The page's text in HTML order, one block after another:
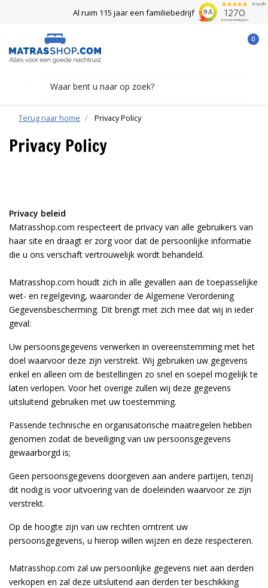
Al ruim 115 jaar een familiebedrijf
0
Terug naar home Privacy Policy
Privacy Policy
Privacy beleid
Matrasshop.com respecteert de privacy van alle gebruikers van
haar site en draagt er zorg voor dat de persoonlijke informatie
die u ons verschaft vertrouwelijk wordt behandeld.
Matrasshop.com houdt zich in alle gevallen aan de toepasselijke
wet- en regelgeving, waaronder de Algemene Verordening
Gegevensbescherming. Dit brengt met zich mee dat wij in ieder
geval:
Uw persoonsgegevens verwerken in overeenstemming met het
doel waarvoor deze zijn verstrekt. Wij gebruiken uw gegevens
enkel en alleen om de bestellingen zo snel en soepel mogelijk te
laten verlopen. Voor het overige zullen wij deze gegevens
uitsluitend gebruiken met uw toestemming.
Passende technische en organisatorische maatregelen hebben
genomen zodat de beveiliging van uw persoonsgegevens
gewaarborgd is;
Geen persoonsgegevens doorgeven aan andere partijen, tenzij
dit nodig is voor uitvoering van de doeleinden waarvoor ze zijn
verstrekt.
Op de hoogte zijn van uw rechten omtrent uw
persoonsgegevens, u hierop willen wijzen en deze respecteren.
Matrasshop.com zal uw persoonlijke gegevens niet aan derden
verkopen en zal deze uitsluitend aan derden ter beschikking